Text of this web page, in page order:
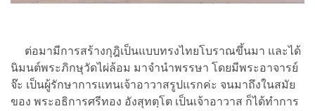
ต่อมามีการสร้างกุฎิเป็นแบบทรงไทยโบราณขึ้นมา และได้
นิมนต์พระภิกษุวัดไผ่ล้อม มาจำนำพรรษา โดยมีพระอาจารย์
จ๊ะ เป็นผู้รักษาการแทนเจ้าอาวาสรูปแรกค่ะ จนมาถึงในสมัย
ของ พระอธิการศรีทอง อังสุทตฺโต เป็นเจ้าอาวาส ก็ได้ทำการ